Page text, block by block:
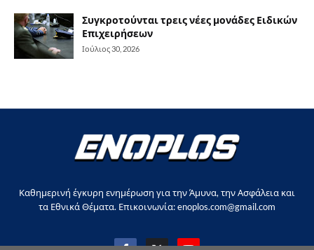
Συγκροτούνται τρεις νέες μονάδες Ειδικών
Επιχειρήσεων
Ιούλιος 30, 2026
Καθημερινή έγκυρη ενημέρωση για την Άμυνα, την Ασφάλεια και
τα Εθνικά Θέματα. Επικοινωνία: enoplos.com@gmail.com